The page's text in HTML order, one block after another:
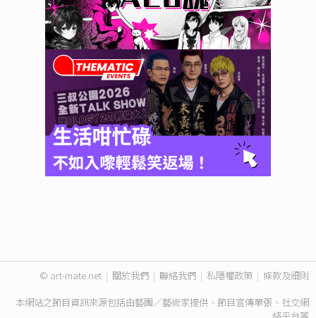
© art-mate.net | 關於我們 | 聯絡我們 | 私隱權政策 | 條款及細則
本網站之節目資訊來源包括由藝團／藝術家提供、節目宣傳單張、社交網